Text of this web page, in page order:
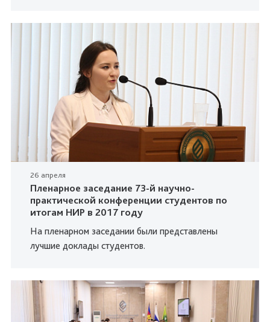
26 апреля
Пленарное заседание 73-й научно-
практической конференции студентов по
итогам НИР в 2017 году
На пленарном заседании были представлены
лучшие доклады студентов.